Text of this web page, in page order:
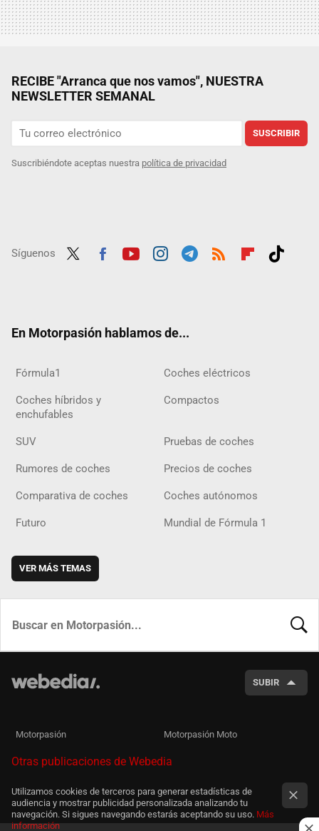
RECIBE "Arranca que nos vamos", NUESTRA
NEWSLETTER SEMANAL
SUSCRIBIR
Suscribiéndote aceptas nuestra política de privacidad
Síguenos
En Motorpasión hablamos de...
Fórmula1 Coches eléctricos
Coches híbridos y
enchufables
Compactos
SUV Pruebas de coches
Rumores de coches Precios de coches
Comparativa de coches Coches autónomos
Futuro Mundial de Fórmula 1
VER MÁS TEMAS
SUBIR
Motorpasión Motorpasión Moto
Otras publicaciones de Webedia
Utilizamos cookies de terceros para generar estadísticas de
audiencia y mostrar publicidad personalizada analizando tu
navegación. Si sigues navegando estarás aceptando su uso. Más
información